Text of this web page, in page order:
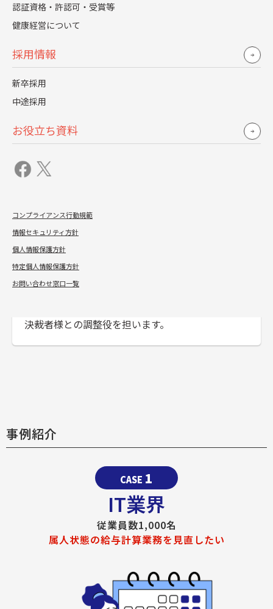
認証資格・許認可・受賞等
健康経営について
採用情報
新卒採用
中途採用
お役立ち資料
コンプライアンス行動規範
情報セキュリティ方針
個人情報保護方針
特定個人情報保護方針
お問い合わせ窓口一覧
05 移行のためのアクション整理
実行可能な計画、方向性（アウトライン・概要）
06
07 プロジェクト実行支援
決裁者様との調整役を担います。
事例紹介
CASE 1
IT業界
従業員数1,000名
属人状態の給与計算業務を見直したい